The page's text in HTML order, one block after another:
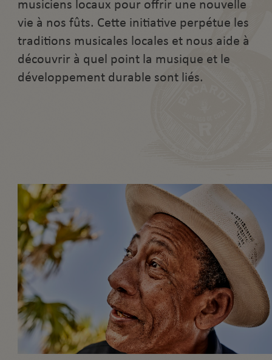
musiciens locaux pour offrir une nouvelle
vie à nos fûts. Cette initiative perpétue les
traditions musicales locales et nous aide à
découvrir à quel point la musique et le
développement durable sont liés.